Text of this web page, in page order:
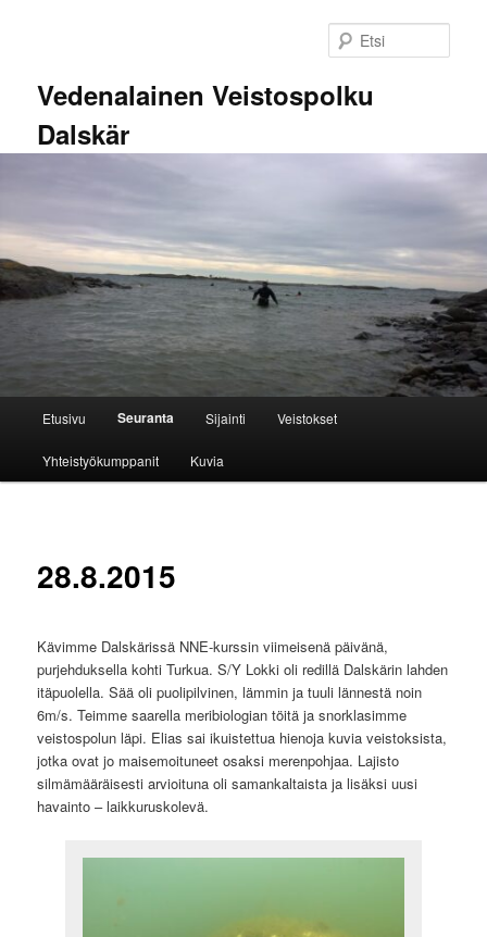
Vedenalainen Veistospolku
Dalskär
Etusivu Seuranta Sijainti Veistokset
Yhteistyökumppanit Kuvia
28.8.2015
Kävimme Dalskärissä NNE-kurssin viimeisenä päivänä,
purjehduksella kohti Turkua. S/Y Lokki oli redillä Dalskärin lahden
itäpuolella. Sää oli puolipilvinen, lämmin ja tuuli lännestä noin
6m/s. Teimme saarella meribiologian töitä ja snorklasimme
veistospolun läpi. Elias sai ikuistettua hienoja kuvia veistoksista,
jotka ovat jo maisemoituneet osaksi merenpohjaa. Lajisto
silmämääräisesti arvioituna oli samankaltaista ja lisäksi uusi
havainto – laikkuruskolevä.